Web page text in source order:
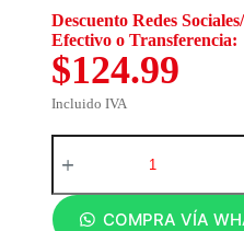
Descuento Redes
Efectivo o Transferencia:
$124.99
Incluido IVA
COMPRA VÍA